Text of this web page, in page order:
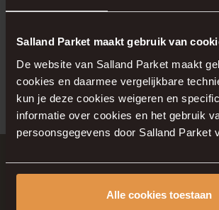
Salland Parket maakt gebruik van
De website van Salland Parket maakt
cookies en daarmee vergelijkbare
kun je deze cookies weigeren en
informatie over cookies en het gebruik
persoonsgegevens door Salland Parket
Alle cookies toestaan
een duurzaam en stijlvol thuis
van Salland Parket!